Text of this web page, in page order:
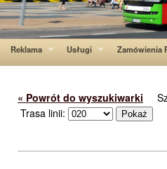
Reklama Usługi Zamówienia
« Powrót do wyszukiwarki
Trasa linii: